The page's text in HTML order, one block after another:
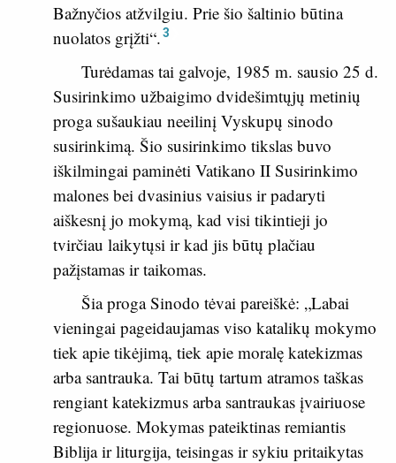
Bažnyčios atžvilgiu. Prie šio šaltinio būtina
nuolatos grįžti“.3
Turėdamas tai galvoje, 1985 m. sausio 25 d.
Susirinkimo užbaigimo dvidešimtųjų metinių
proga sušaukiau neeilinį Vyskupų sinodo
susirinkimą. Šio susirinkimo tikslas buvo
iškilmingai paminėti Vatikano II Susirinkimo
malones bei dvasinius vaisius ir padaryti
aiškesnį jo mokymą, kad visi tikintieji jo
tvirčiau laikytųsi ir kad jis būtų plačiau
pažįstamas ir taikomas.
Šia proga Sinodo tėvai pareiškė: „Labai
vieningai pageidaujamas viso katalikų mokymo
tiek apie tikėjimą, tiek apie moralę katekizmas
arba santrauka. Tai būtų tartum atramos taškas
rengiant katekizmus arba santraukas įvairiuose
regionuose. Mokymas pateiktinas remiantis
Biblija ir liturgija, teisingas ir sykiu pritaikytas